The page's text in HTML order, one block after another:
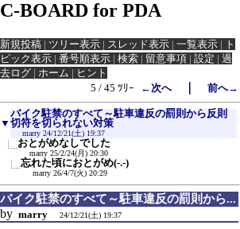
C-BOARD for PDA
新規投稿 | ツリー表示 | スレッド表示 | 一覧表示 | ト
ピック表示 | 番号順表示 | 検索 | 留意事項 | 設定 | 過
去ログ | ホーム | ヒント
5 / 45 ﾂﾘｰ
←次へ｜ 前へ→
▼
バイク駐禁のすべて～駐車違反の罰則から反則
切符を切られない対策
marry 24/12/21(土) 19:37
おとがめなしでした
marry 25/2/24(月) 20:30
忘れた頃におとがめ(-.-)
marry 26/4/7(火) 20:29
バイク駐禁のすべて～駐車違反の罰則から...
by marry 24/12/21(土) 19:37